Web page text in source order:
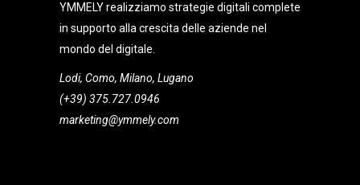
YMMELY realizziamo strategie digitali complete
in supporto alla crescita delle aziende nel
mondo del digitale.
Lodi, Como, Milano, Lugano
(+39) 375.727.0946
marketing@ymmely.com